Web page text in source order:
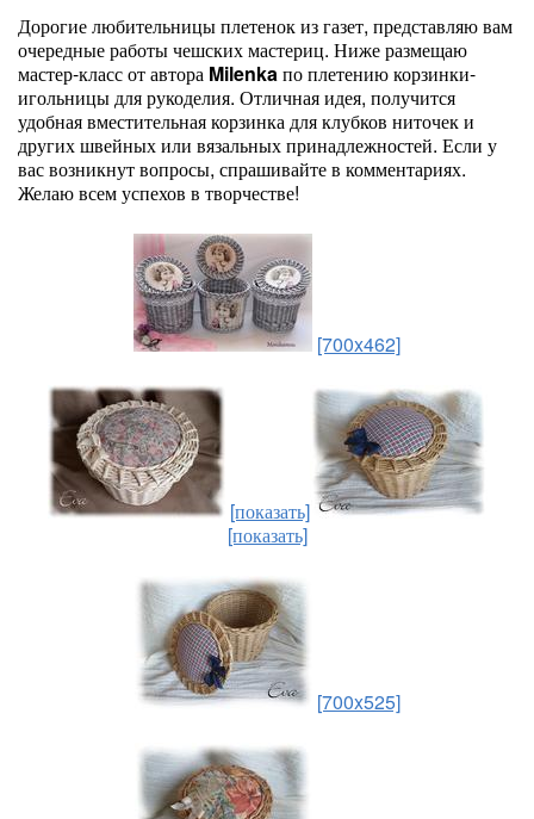
Дорогие любительницы плетенок из газет, представляю вам
очередные работы чешских мастериц. Ниже размещаю
мастер-класс от автора Milenkaпо плетению корзинки-
игольницы для рукоделия. Отличная идея, получится
удобная вместительная корзинка для клубков ниточек и
других швейных или вязальных принадлежностей. Если у
вас возникнут вопросы, спрашивайте в комментариях.
Желаю всем успехов в творчестве!
[700x462]
[показать]
[показать]
[700x525]